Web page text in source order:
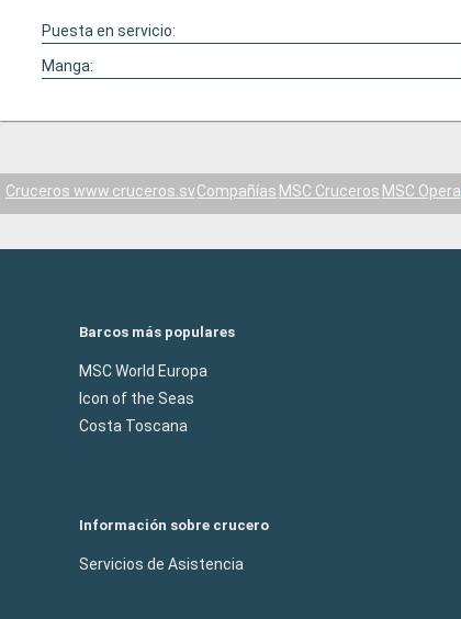
Puesta en servicio:
Manga:
Cruceros www.cruceros.svCompañías MSC Cruceros MSC Opera
Barcos más populares
MSC World Europa
Icon of the Seas
Costa Toscana
Información sobre crucero
Servicios de Asistencia